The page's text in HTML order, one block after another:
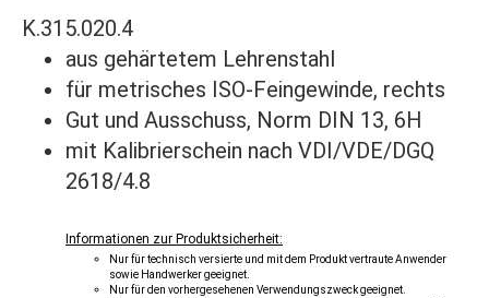
K.315.020.4
aus gehärtetem Lehrenstahl
für metrisches ISO-Feingewinde, rechts
Gut und Ausschuss, Norm DIN 13, 6H
mit Kalibrierschein nach VDI/VDE/DGQ
2618/4.8
Informationen zur Produktsicherheit:
Nur für technisch versierte und mit dem Produkt vertraute Anwender
sowie Handwerker geeignet.
Nur für den vorhergesehenen Verwendungszweck geeignet.